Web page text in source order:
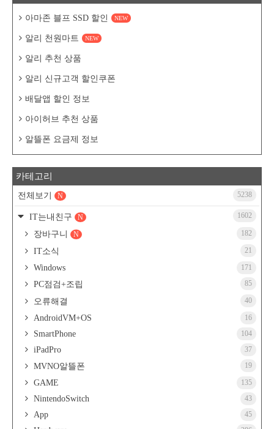
아마존 블프 SSD 할인 NEW
알리 천원마트 NEW
알리 추천 상품
알리 신규고객 할인쿠폰
배달앱 할인 정보
아이허브 추천 상품
알뜰폰 요금제 정보
카테고리
전체보기 5238
N
IT는내친구 1602
N
장바구니 182
N
IT소식 21
Windows 171
PC점검+조립 85
오류해결 40
AndroidVM+OS 16
SmartPhone 104
iPadPro 37
MVNO알뜰폰 19
GAME 135
NintendoSwitch 43
App 45